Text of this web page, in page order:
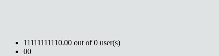
11111111110.00 out of 0 user(s)
00